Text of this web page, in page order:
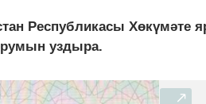
Республикасы Хөкүмәте
уздыра.